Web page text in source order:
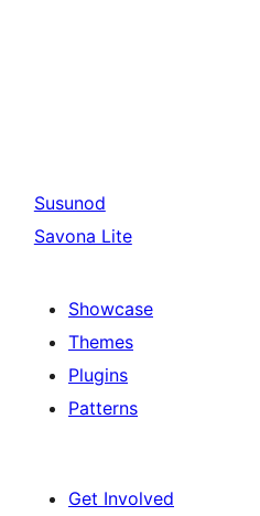
Susunod
Savona Lite
Showcase
Themes
Plugins
Patterns
Get Involved